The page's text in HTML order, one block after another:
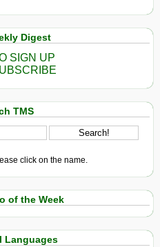
Digest
SIGN UP
TMS
click on the name.
of the Week
Languages